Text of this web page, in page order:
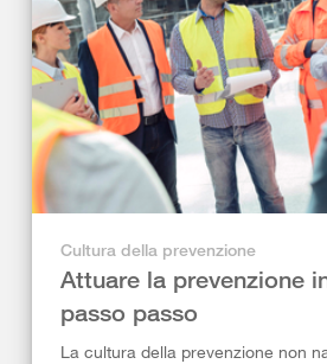
Cultura della prevenzione
Attuare la prevenzione
passo passo
La cultura della prevenzione non